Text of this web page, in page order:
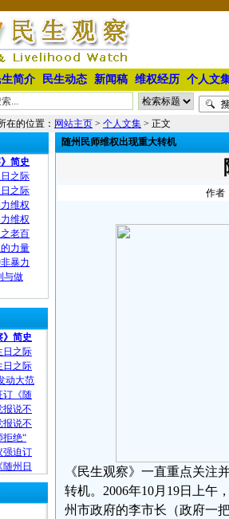
生简介 民生动态 新闻稿 维权经历 个人文
在的位置： 网站主页 > 个人文集 > 正文
简史
之际
之际
维权
维权
老百
力量
暴力
与做
》简史
日之际
日之际
动大范
订《随
报说不
报说不
拒绝“
强迫订
州日
随州民师维权出现重大转机
作者
《民生观察》一直重点关注
转机。2006年10月19日上午
州市政府的李市长（政府一